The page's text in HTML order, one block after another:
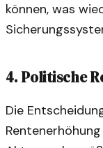
können, was
4. Politische
Die